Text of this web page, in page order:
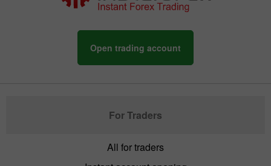
Open trading account
For Traders
All for traders